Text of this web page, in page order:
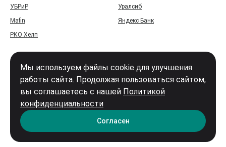
УБРиР
Уралсиб
Mafin
Яндекс Банк
РКО Хелп
Карта сайта
Мы используем файлы cookie для улучшения
работы сайта. Продолжая пользоваться сайтом,
вы соглашаетесь с нашей Политикой
конфиденциальности
Согласен